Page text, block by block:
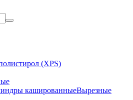
(XPS)
кашированныеВырезные